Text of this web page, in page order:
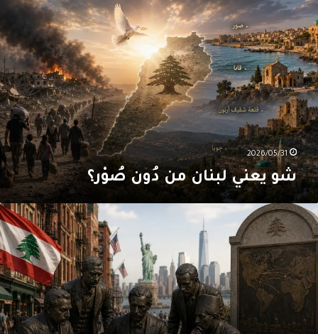
لبنان
من
دُون
صُوْر؟
2026/05/31
شو يعني لبنان من دُون صُوْر؟
الهويّة
اللبنانية
في
قلبِ
نيويورك